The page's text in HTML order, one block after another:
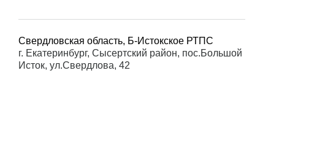
Свердловская область, Б-Истокское РТПС
г. Екатеринбург, Сысертский район, пос.Большой
Исток, ул.Свердлова, 42